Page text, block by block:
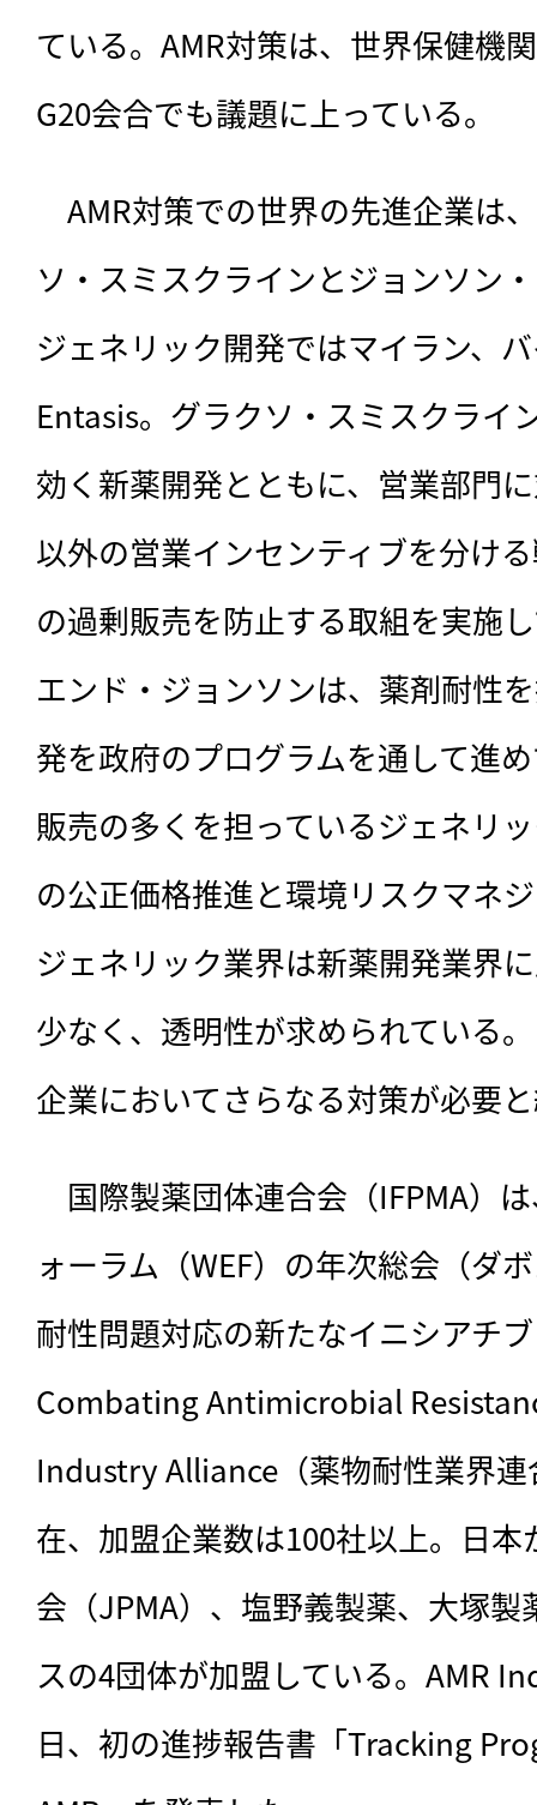
ている。AMR対策は、世界保健機
G20会合でも議題に上っている。
AMR対策での世界の先進企業は
ソ・スミスクラインとジョンソン
ジェネリック開発ではマイラン、
Entasis。グラクソ・スミスクライ
効く新薬開発とともに、営業部門
以外の営業インセンティブを分け
の過剰販売を防止する取組を実施
エンド・ジョンソンは、薬剤耐性
発を政府のプログラムを通して進
販売の多くを担っているジェネリ
の公正価格推進と環境リスクマネ
ジェネリック業界は新薬開発業界
少なく、透明性が求められている
企業においてさらなる対策が必要
国際製薬団体連合会（IFPMA）
ォーラム（WEF）の年次総会（ダ
耐性問題対応の新たなイニシアチ
Combating Antimicrobial
Industry Alliance（薬物耐性業界
在、加盟企業数は100社以上。日
会（JPMA）、塩野義製薬、大塚
スの4団体が加盟している。AMR
日、初の進捗報告書「Tracking